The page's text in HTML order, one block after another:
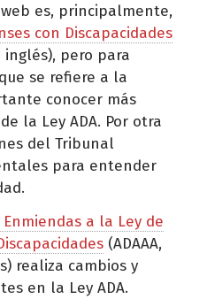
es, principalmente,
con Discapacidades
inglés), pero para
se refiere a la
conocer más
la Ley ADA. Por otra
del Tribunal
para entender
Enmiendas a la Ley de
(ADAAA,
realiza cambios y
en la Ley ADA.